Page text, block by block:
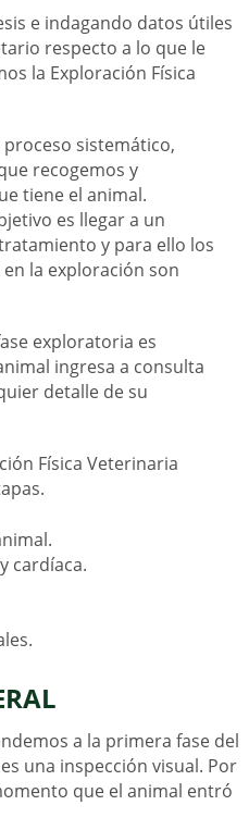
e indagando datos útiles
respecto a lo que le
la Exploración Física
sistemático,
recogemos y
tiene el animal.
es llegar a un
y para ello los
la exploración son
exploratoria es
ingresa a consulta
detalle de su
Física Veterinaria
cardíaca.
a la primera fase del
una inspección visual. Por
que el animal entró